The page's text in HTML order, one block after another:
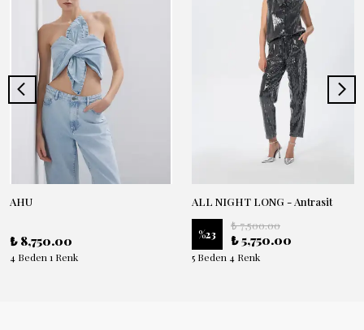
AHU
₺ 8,750.00
4 Beden 1 Renk
ALL NIGHT LONG - Antrasit
%23
₺ 7,500.00
₺ 5,750.00
5 Beden 4 Renk